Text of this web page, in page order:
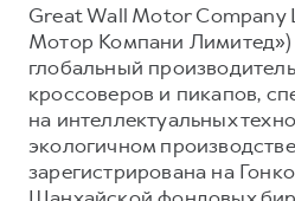
Great Wall Motor Company
Мотор Компани
глобальный
кроссоверов и пикапов,
на интеллектуальных
экологичном
зарегистрирована на